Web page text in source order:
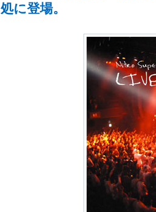
処に登場。